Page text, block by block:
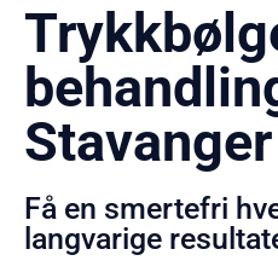
Få en smertefri
langvarige